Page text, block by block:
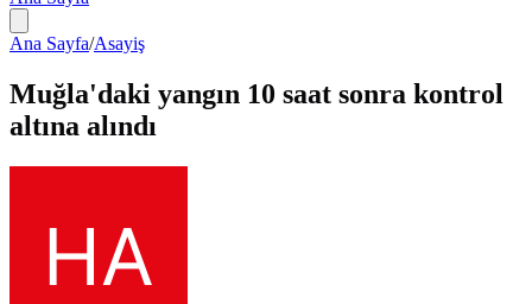
Ana Sayfa/Asayiş
Muğla'daki yangın 10 saat sonra kontrol
altına alındı